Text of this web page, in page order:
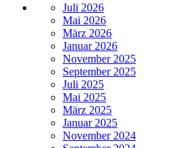
Juli 2026
Mai 2026
März 2026
Januar 2026
November 2025
September 2025
Juli 2025
Mai 2025
März 2025
Januar 2025
November 2024